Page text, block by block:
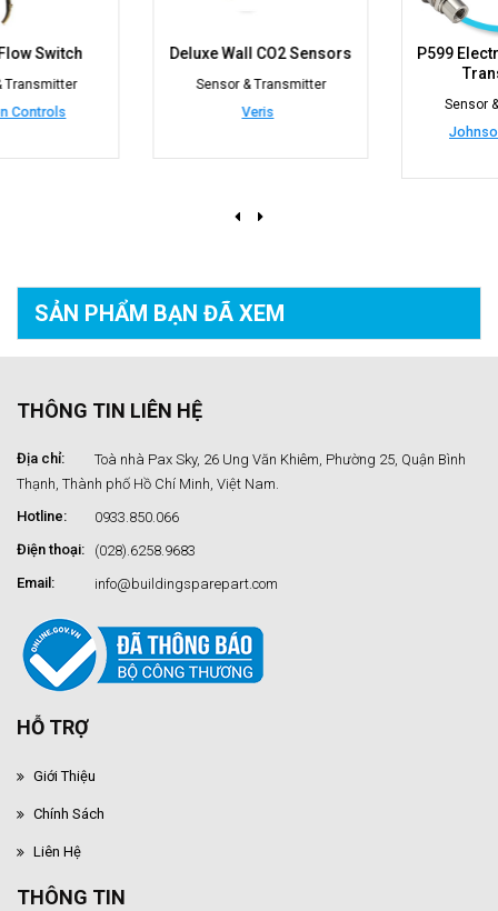
Deluxe Wall CO2 Sensors
Sensor & Transmitter
P599 Electronic Pressure
Sensor & Transmitter
SẢN PHẨM BẠN ĐÃ XEM
THÔNG TIN LIÊN HỆ
Địa chỉ:
Toà nhà Pax Sky, 26 Ung Văn Khiêm, Phường 25, Quận Bình
Thạnh, Thành phố Hồ Chí Minh, Việt Nam.
Hotline:
0933.850.066
Điện thoại:
(028).6258.9683
Email:
info@buildingsparepart.com
HỖ TRỢ
Giới Thiệu
Chính Sách
Liên Hệ
THÔNG TIN